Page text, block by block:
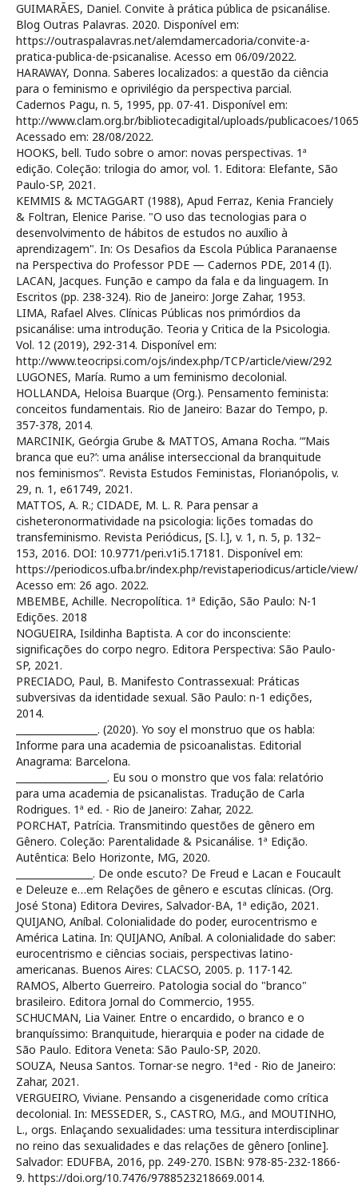
GUIMARÃES, Daniel. Convite à prática pública de psicanálise.
Blog Outras Palavras. 2020. Disponível em:
https://outraspalavras.net/alemdamercadoria/convite-a-
pratica-publica-de-psicanalise. Acesso em 06/09/2022.
HARAWAY, Donna. Saberes localizados: a questão da ciência
para o feminismo e oprivilégio da perspectiva parcial.
Cadernos Pagu, n. 5, 1995, pp. 07-41. Disponível em:
http://www.clam.org.br/bibliotecadigital/uploads/publicacoes/
Acessado em: 28/08/2022.
HOOKS, bell. Tudo sobre o amor: novas perspectivas. 1ª
edição. Coleção: trilogia do amor, vol. 1. Editora: Elefante, São
Paulo-SP, 2021.
KEMMIS & MCTAGGART (1988), Apud Ferraz, Kenia Franciely
& Foltran, Elenice Parise. "O uso das tecnologias para o
desenvolvimento de hábitos de estudos no auxílio à
aprendizagem". In: Os Desafios da Escola Pública Paranaense
na Perspectiva do Professor PDE — Cadernos PDE, 2014 (I).
LACAN, Jacques. Função e campo da fala e da linguagem. In
Escritos (pp. 238-324). Rio de Janeiro: Jorge Zahar, 1953.
LIMA, Rafael Alves. Clínicas Públicas nos primórdios da
psicanálise: uma introdução. Teoria y Critica de la Psicologia.
Vol. 12 (2019), 292-314. Disponível em:
http://www.teocripsi.com/ojs/index.php/TCP/article/view/292
LUGONES, María. Rumo a um feminismo decolonial.
HOLLANDA, Heloisa Buarque (Org.). Pensamento feminista:
conceitos fundamentais. Rio de Janeiro: Bazar do Tempo, p.
357-378, 2014.
MARCINIK, Geórgia Grube & MATTOS, Amana Rocha. “‘Mais
branca que eu?’: uma análise interseccional da branquitude
nos feminismos”. Revista Estudos Feministas, Florianópolis, v.
29, n. 1, e61749, 2021.
MATTOS, A. R.; CIDADE, M. L. R. Para pensar a
cisheteronormatividade na psicologia: lições tomadas do
transfeminismo. Revista Periódicus, [S. l.], v. 1, n. 5, p. 132–
153, 2016. DOI: 10.9771/peri.v1i5.17181. Disponível em:
https://periodicos.ufba.br/index.php/revistaperiodicus/article/
Acesso em: 26 ago. 2022.
MBEMBE, Achille. Necropolítica. 1ª Edição, São Paulo: N-1
Edições. 2018
NOGUEIRA, Isildinha Baptista. A cor do inconsciente:
significações do corpo negro. Editora Perspectiva: São Paulo-
SP, 2021.
PRECIADO, Paul, B. Manifesto Contrassexual: Práticas
subversivas da identidade sexual. São Paulo: n-1 edições,
2014.
_________________. (2020). Yo soy el monstruo que os habla:
Informe para una academia de psicoanalistas. Editorial
Anagrama: Barcelona.
___________________. Eu sou o monstro que vos fala: relatório
para uma academia de psicanalistas. Tradução de Carla
Rodrigues. 1ª ed. - Rio de Janeiro: Zahar, 2022.
PORCHAT, Patrícia. Transmitindo questões de gênero em
Gênero. Coleção: Parentalidade & Psicanálise. 1ª Edição.
Autêntica: Belo Horizonte, MG, 2020.
________________. De onde escuto? De Freud e Lacan e Foucault
e Deleuze e…em Relações de gênero e escutas clínicas. (Org.
José Stona) Editora Devires, Salvador-BA, 1ª edição, 2021.
QUIJANO, Aníbal. Colonialidade do poder, eurocentrismo e
América Latina. In: QUIJANO, Aníbal. A colonialidade do saber:
eurocentrismo e ciências sociais, perspectivas latino-
americanas. Buenos Aires: CLACSO, 2005. p. 117-142.
RAMOS, Alberto Guerreiro. Patologia social do "branco"
brasileiro. Editora Jornal do Commercio, 1955.
SCHUCMAN, Lia Vainer. Entre o encardido, o branco e o
branquíssimo: Branquitude, hierarquia e poder na cidade de
São Paulo. Editora Veneta: São Paulo-SP, 2020.
SOUZA, Neusa Santos. Tornar-se negro. 1ªed - Rio de Janeiro:
Zahar, 2021.
VERGUEIRO, Viviane. Pensando a cisgeneridade como crítica
decolonial. In: MESSEDER, S., CASTRO, M.G., and MOUTINHO,
L., orgs. Enlaçando sexualidades: uma tessitura interdisciplinar
no reino das sexualidades e das relações de gênero [online].
Salvador: EDUFBA, 2016, pp. 249-270. ISBN: 978-85-232-1866-
9. https://doi.org/10.7476/9788523218669.0014.